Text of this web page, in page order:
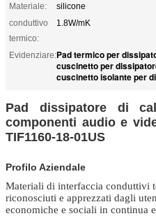
Materiale:
silicone
conduttivo
termico:
1.8W/mK
Evidenziare:Pad termico per
cuscinetto per
cuscinetto isolante per
Pad dissipatore di
componenti audio e
TIF1160-18-01US
Profilo Aziendale
Materiali di interfaccia conduttivi
riconosciuti e apprezzati dagli
economiche e sociali in continua